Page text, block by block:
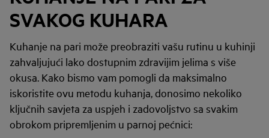
SVAKOG KUHARA
Kuhanje na pari može preobraziti vašu rutinu u kuhinji
zahvaljujući lako dostupnim zdravijim jelima s više
okusa. Kako bismo vam pomogli da maksimalno
iskoristite ovu metodu kuhanja, donosimo nekoliko
ključnih savjeta za uspjeh i zadovoljstvo sa svakim
obrokom pripremljenim u parnoj pećnici: